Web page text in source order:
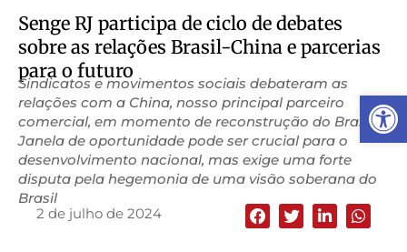
Abrir
Senge RJ participa de ciclo de debates
sobre as relações Brasil-China e parcerias
para o futuro
Sindicatos e movimentos sociais debateram as
relações com a China, nosso principal parceiro
comercial, em momento de reconstrução do Brasil;
Janela de oportunidade pode ser crucial para o
desenvolvimento nacional, mas exige uma forte
disputa pela hegemonia de uma visão soberana do
Brasil
2 de julho de 2024